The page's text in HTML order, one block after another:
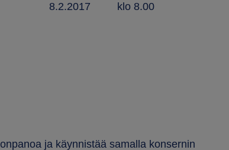
8.2.2017 klo 8.00
ja käynnistää samalla konsernin